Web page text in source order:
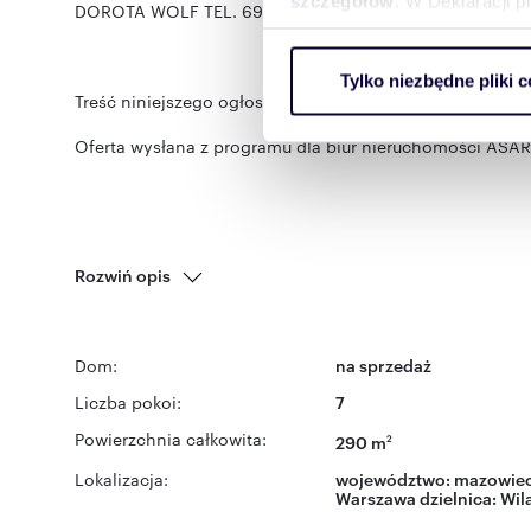
ruch w naszej witrynie.
reklamowym i
uzyskanymi podczas
Tylko niezbędne pliki
DOROTA WOLF TEL. 694 477 495, 513 123 511
Treść niniejszego ogłoszenia nie stanowi oferty
Oferta wysłana z programu dla biur nieruchomości
Rozwiń opis
Dom: na sprzedaż
Liczba pokoi: 7
Powierzchnia całkowita: 290 m2
Lokalizacja: województwo:
Warszawa dzielnica: